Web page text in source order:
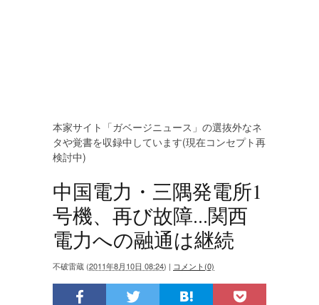
本家サイト「ガベージニュース」の選抜外なネ
タや覚書を収録中しています(現在コンセプト再
検討中)
中国電力・三隅発電所1
号機、再び故障...関西
電力への融通は継続
不破雷蔵 (2011年8月10日 08:24) | コメント(0)